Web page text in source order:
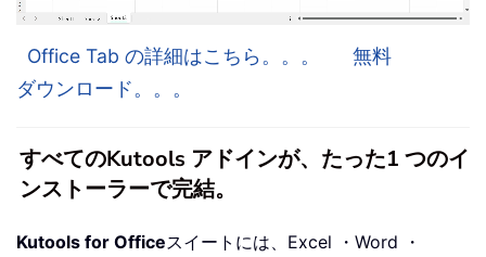
Office Tab の詳細はこちら。。。
無料
ダウンロード。。。
すべてのKutools アドインが、たった1 つのイ
ンストーラーで完結。
Kutools for Officeスイートには、Excel ・Word ・